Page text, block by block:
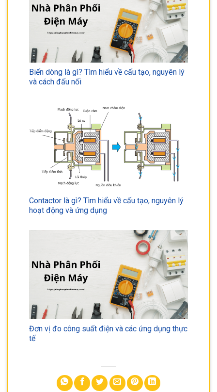
Biến dòng là gì? Tìm hiểu về cấu tạo, nguyên lý
và cách đấu nối
Contactor là gì? Tìm hiểu về cấu tạo, nguyên lý
hoạt động và ứng dụng
Đơn vị đo công suất điện và các ứng dụng thực
tế